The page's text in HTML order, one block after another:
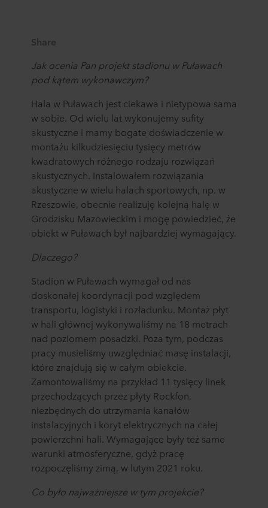
Share
Jak ocenia Pan projekt stadionu w Puławach
pod kątem wykonawczym?
Hala w Puławach jest ciekawa i nietypowa sama
w sobie. Od wielu lat wykonujemy sufity
akustyczne i mamy bogate doświadczenie w
montażu kilkudziesięciu tysięcy metrów
kwadratowych różnego rodzaju rozwiązań
akustycznych. Instalowałem rozwiązania
akustyczne w wielu halach sportowych, np. w
Rzeszowie, obecnie realizuję kolejną halę w
Grodzisku Mazowieckim i mogę powiedzieć, że
obiekt w Puławach był najbardziej wymagający.
Dlaczego?
Stadion w Puławach wymagał od nas
doskonałej koordynacji pod względem
transportu, logistyki i rozładunku. Montaż płyt
w hali głównej wykonywaliśmy na 18 metrach
nad poziomem posadzki. Poza tym, podczas
pracy musieliśmy uwzględniać masę instalacji,
które znajdują się w całym obiekcie.
Zamontowaliśmy na przykład 11 tysięcy linek
przechodzących przez płyty Rockfon,
niezbędnych do utrzymania kanałów
instalacyjnych i koryt elektrycznych na całej
powierzchni hali. Wymagające były też same
warunki atmosferyczne, gdyż pracę
rozpoczęliśmy zimą, w lutym 2021 roku.
Co było najważniejsze w tym projekcie?